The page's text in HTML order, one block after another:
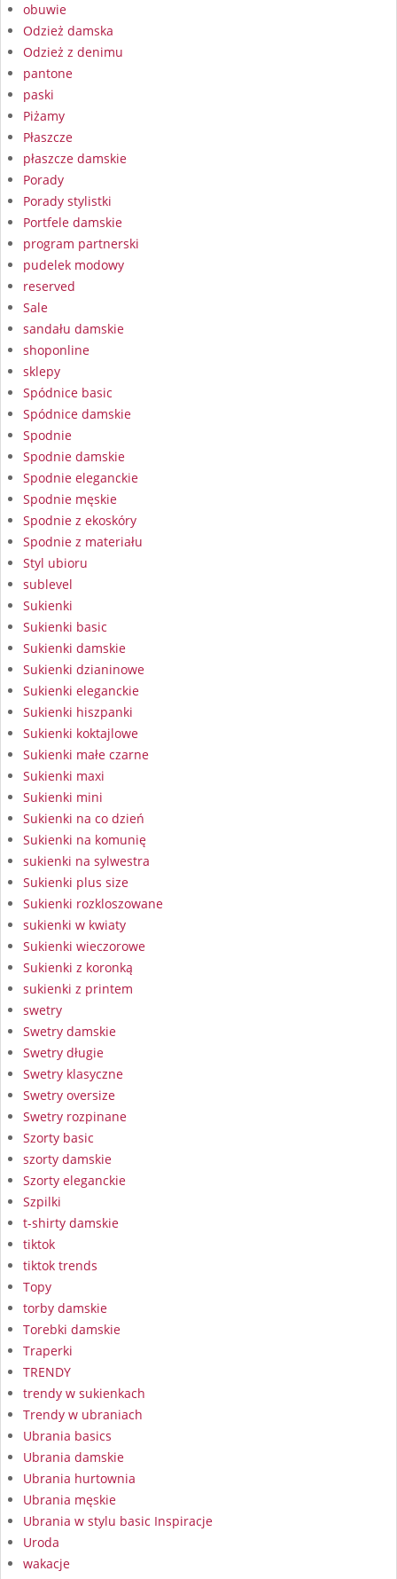
obuwie
Odzież damska
Odzież z denimu
pantone
paski
Piżamy
Płaszcze
płaszcze damskie
Porady
Porady stylistki
Portfele damskie
program partnerski
pudelek modowy
reserved
Sale
sandału damskie
shoponline
sklepy
Spódnice basic
Spódnice damskie
Spodnie
Spodnie damskie
Spodnie eleganckie
Spodnie męskie
Spodnie z ekoskóry
Spodnie z materiału
Styl ubioru
sublevel
Sukienki
Sukienki basic
Sukienki damskie
Sukienki dzianinowe
Sukienki eleganckie
Sukienki hiszpanki
Sukienki koktajlowe
Sukienki małe czarne
Sukienki maxi
Sukienki mini
Sukienki na co dzień
Sukienki na komunię
sukienki na sylwestra
Sukienki plus size
Sukienki rozkloszowane
sukienki w kwiaty
Sukienki wieczorowe
Sukienki z koronką
sukienki z printem
swetry
Swetry damskie
Swetry długie
Swetry klasyczne
Swetry oversize
Swetry rozpinane
Szorty basic
szorty damskie
Szorty eleganckie
Szpilki
t-shirty damskie
tiktok
tiktok trends
Topy
torby damskie
Torebki damskie
Traperki
TRENDY
trendy w sukienkach
Trendy w ubraniach
Ubrania basics
Ubrania damskie
Ubrania hurtownia
Ubrania męskie
Ubrania w stylu basic Inspiracje
Uroda
wakacje